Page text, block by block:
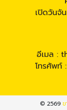
เปิดวันจั
อีเมล :
โทรศัพท์ :
© 2569